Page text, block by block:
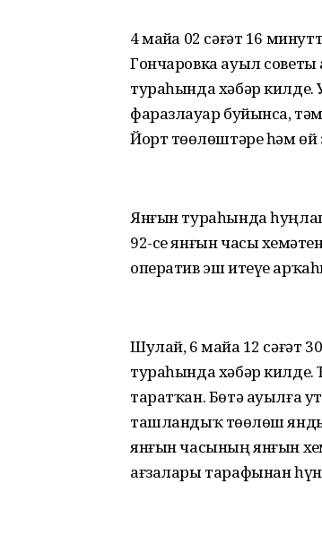
4 майҙа 02 сәғәт 16
Гончаровка ауыл
тураһында хәбәр
фаразлауҙар буйынса,
Йорт төҙөлөштәре һәм
Янғын тураһында
92-се янғын часы
оператив эш итеүе
Шулай, 6 майҙа 12 сәғәт
тураһында хәбәр килде.
таратҡан. Бөтә ауылға
ташландыҡ төҙөлөш
янғын часының янғын
ағзалары тарафынан